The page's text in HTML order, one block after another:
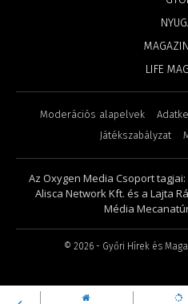
LIFE
Moderációs alapelvek
Játékszabályzat
Az Oxygen Media Csoport
Alisca Network Kft. és a Lajta
Média
© 2026 - Győri Hírek és